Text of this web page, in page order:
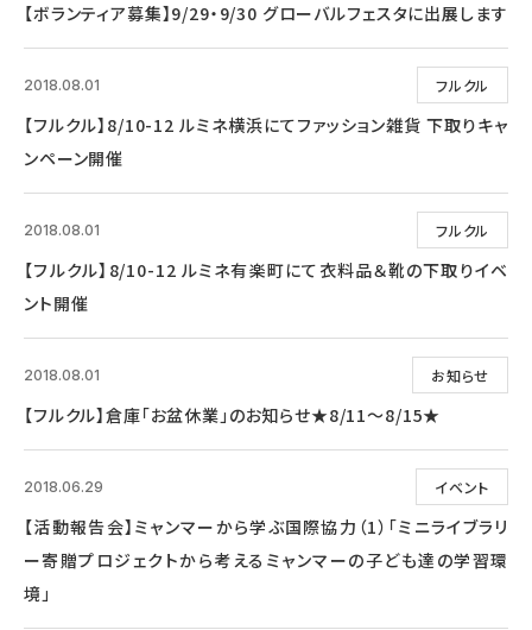
【ボランティア募集】9/29・9/30 グローバルフェスタに出展します
フルクル
2018.08.01
【フルクル】8/10-12 ルミネ横浜にてファッション雑貨 下取りキャ
ンペーン開催
フルクル
2018.08.01
【フルクル】8/10-12 ルミネ有楽町にて衣料品＆靴の下取りイベ
ント開催
お知らせ
2018.08.01
【フルクル】倉庫「お盆休業」のお知らせ★8/11～8/15★
イベント
2018.06.29
【活動報告会】ミャンマーから学ぶ国際協力（1）「ミニライブラリ
ー寄贈プロジェクトから考えるミャンマーの子ども達の学習環
境」